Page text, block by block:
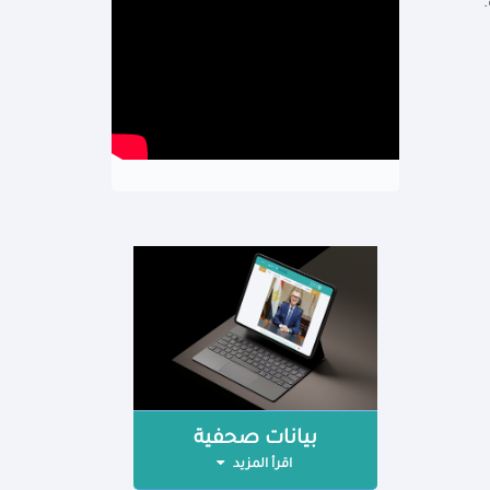
بيانات صحفية
اقرأ المزيد